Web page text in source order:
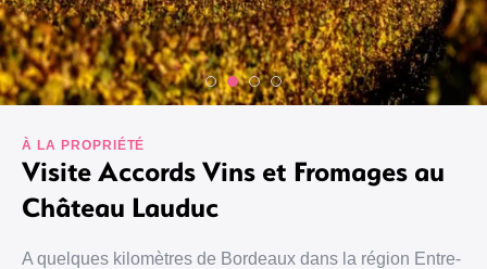
À LA PROPRIÉTÉ
Visite Accords Vins et Fromages au
Château Lauduc
A quelques kilomètres de Bordeaux dans la région Entre-